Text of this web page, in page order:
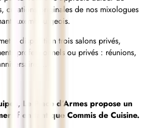
créations originales de nos mixologues
luxembourgeois.
à disposition trois salons privés,
professionnels ou privés : réunions,
Le Place d’Armes propose un
en tant que Commis de Cuisine.